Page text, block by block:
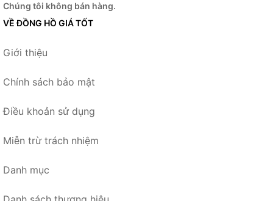
Chúng tôi không bán hàng.
VỀ ĐỒNG HỒ GIÁ TỐT
Giới thiệu
Chính sách bảo mật
Điều khoản sử dụng
Miễn trừ trách nhiệm
Danh mục